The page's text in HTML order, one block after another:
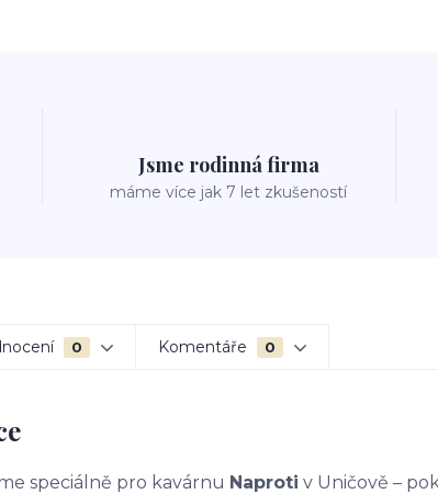
Jsme rodinná firma
máme více jak 7 let zkušeností
0 Komentáře 0
speciálně pro kavárnu Naproti v Uničově –